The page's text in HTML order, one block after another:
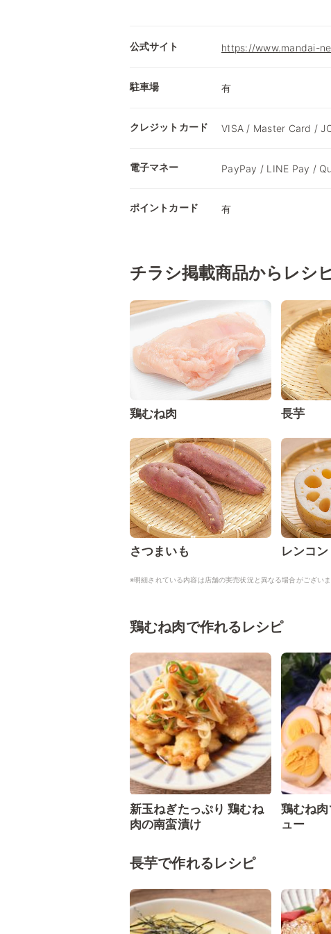
公式サイト https://www.mandai-
駐車場 有
クレジットカード VISA / Master Card /
電子マネー PayPay / LINE Pay /
ポイントカード 有
チラシ掲載商品からレシ
鶏むね肉 長芋
さつまいも レンコン
※明細されている内容は店舗の実売状況と異なる場合がございま
鶏むね肉で作れるレシピ
新玉ねぎたっぷり 鶏むね
肉の南蛮漬け
鶏むね
ュー
長芋で作れるレシピ